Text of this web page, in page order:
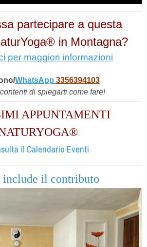
partecipare a questa
in Montagna?
per maggiori informazioni
WhatsApp 3356394103
di spiegarti come fare!
APPUNTAMENTI
il Calendario Eventi
include il contributo